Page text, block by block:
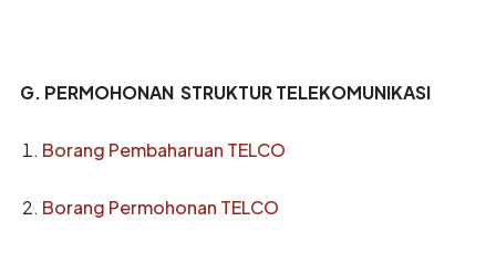
G. PERMOHONAN STRUKTUR TELEKOMUNIKASI
Borang Pembaharuan TELCO
Borang Permohonan TELCO